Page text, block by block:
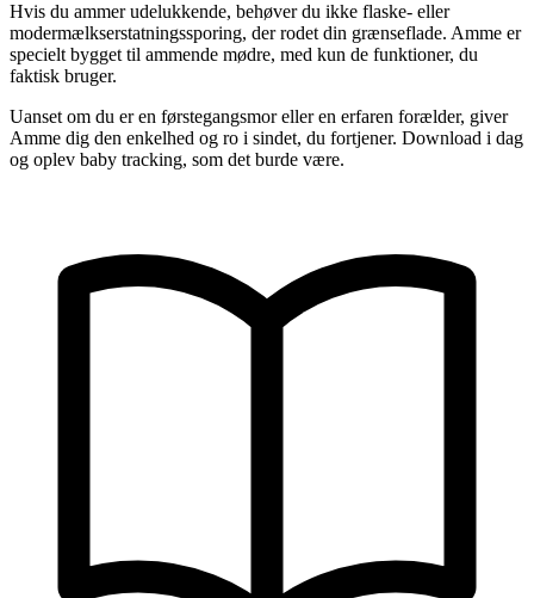
Hvis du ammer udelukkende, behøver du ikke flaske- eller
modermælkserstatningssporing, der rodet din grænseflade. Amme er
specielt bygget til ammende mødre, med kun de funktioner, du
faktisk bruger.
Uanset om du er en førstegangsmor eller en erfaren forælder, giver
Amme dig den enkelhed og ro i sindet, du fortjener. Download i dag
og oplev baby tracking, som det burde være.